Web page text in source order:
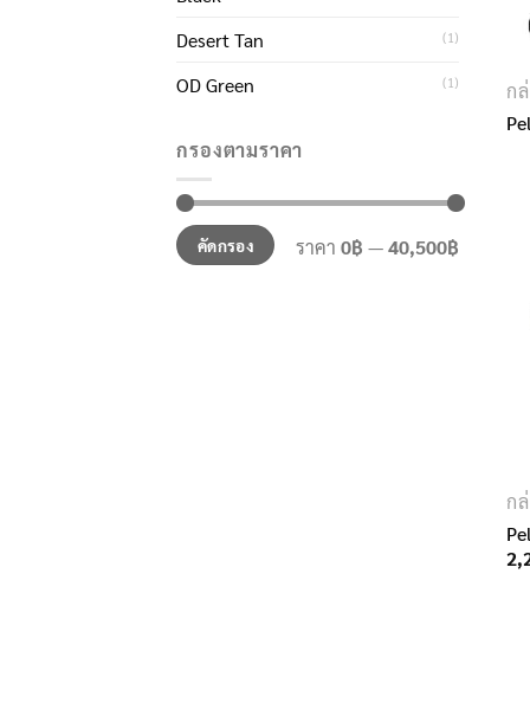
Desert Tan (1)
OD Green (1)
กรองตามราคา
ราคา
ต่ำ
ราคา
สูงสุด
คัดกรอง ราคา0฿ —40,500฿
ก
ก